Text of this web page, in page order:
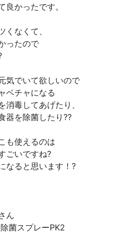
良かったです。
くなくて、
ったので
気でいて欲しいので
ベチャになる
消毒してあげたり、
器を除菌したり??
も使えるのは
ごいですね?
なると思います！?
ん
菌スプレーPK2